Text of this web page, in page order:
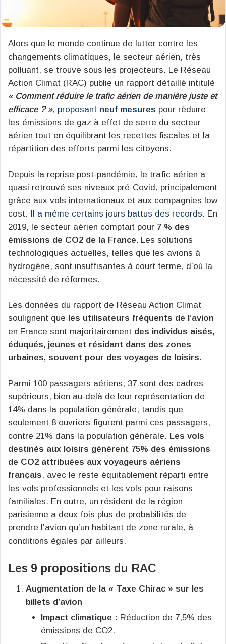
Alors que le monde continue de lutter contre les
changements climatiques, le secteur aérien, très
polluant, se trouve sous les projecteurs. Le Réseau
Action Climat (RAC) publie un rapport détaillé intitulé
« Comment réduire le trafic aérien de manière juste et
efficace ? », proposant neuf mesures pour réduire
les émissions de gaz à effet de serre du secteur
aérien tout en équilibrant les recettes fiscales et la
répartition des efforts parmi les citoyens.
Depuis la reprise post-pandémie, le trafic aérien a
quasi retrouvé ses niveaux pré-Covid, principalement
grâce aux vols internationaux et aux compagnies low
cost.
Il a même certains jours battus des records. En
2019, le secteur aérien comptait pour 7 % des
émissions de CO2 de la France. Les solutions
technologiques actuelles, telles que les avions à
hydrogène, sont insuffisantes à court terme, d’où la
nécessité de réformes.
Les données du rapport de Réseau Action Climat
soulignent que les utilisateurs fréquents de l’avion
en France sont majoritairement des individus aisés,
éduqués, jeunes et résidant dans des zones
urbaines, souvent pour des voyages de loisirs.
Parmi 100 passagers aériens, 37 sont des cadres
supérieurs, bien au-delà de leur représentation de
14% dans la population générale, tandis que
seulement 8 ouvriers figurent parmi ces passagers,
contre 21% dans la population générale. Les vols
destinés aux loisirs génèrent 75% des émissions
de CO2 attribuées aux voyageurs aériens
français, avec le reste équitablement réparti entre
les vols professionnels et les vols pour raisons
familiales. En outre, un résident de la région
parisienne a deux fois plus de probabilités de
prendre l’avion qu’un habitant de zone rurale, à
conditions égales par ailleurs.
Les 9 propositions du RAC
Augmentation de la « Taxe Chirac » sur les
billets d’avion
Impact climatique : Réduction de 7,5% des
émissions de CO2.